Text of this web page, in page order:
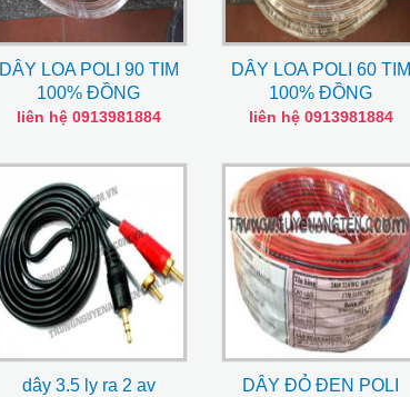
DÂY LOA POLI 90 TIM
100% ĐỒNG
liên hệ 0913981884
DÂY LOA POLI 60 TIM
100% ĐỒNG
liên hệ 0913981884
dây 3.5 ly ra 2 av
DÂY ĐỎ ĐEN POLI